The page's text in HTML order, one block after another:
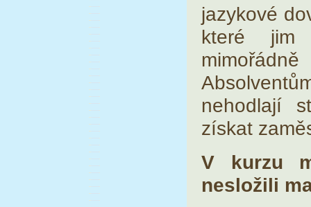
jazykové
které jim
nehodlají
získat
V kurzu
nesložili